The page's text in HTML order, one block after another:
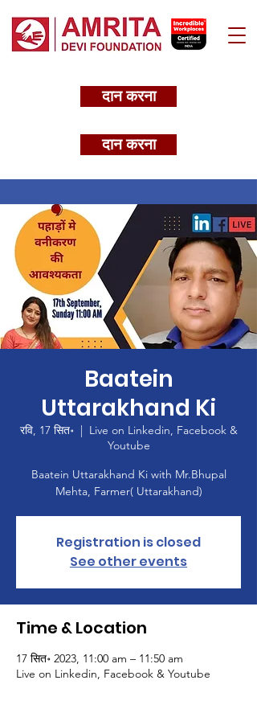
दान करना
दान करना
Baatein
Uttarakhand Ki
रवि, 17 सित॰
  |
Live on Linkedin, Facebook &
Youtube
Baatein Uttarakhand Ki with Mr.Bhupal
Mehta, Farmer( Uttarakhand)
Registration is closed
See other events
Time & Location
17 सित॰ 2023, 11:00 am – 11:50 am
Live on Linkedin, Facebook & Youtube